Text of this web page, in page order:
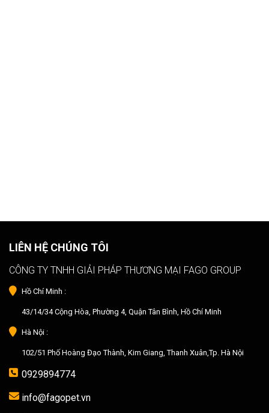
LIÊN HỆ CHÚNG TÔI
CÔNG TY TNHH GIẢI PHÁP THƯƠNG MẠI FAGO GROUP
Hồ Chí Minh :
43/14/34 Cộng Hòa, Phường 4, Quận Tân Bình, Hồ Chí Minh
Hà Nội :
102/51 Phố Hoàng Đạo Thành, Kim Giang, Thanh Xuân,Tp. Hà Nội
0929894774
info@fagopet.vn